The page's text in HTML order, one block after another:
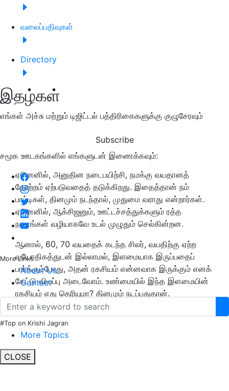
வலைப்பதிவுகள்
Directory
இதழ்கள்
எங்கள் அச்சு மற்றும் டிஜிட்டல் பத்திரிகைகளுக்கு குழுசேரவும்
Subscribe
சமூக ஊடகங்களில் எங்களுடன் இணைக்கவும்:
More Links
About Us
Contact
#Top on Krishi Jagran
More Topics
CLOSE
ஏனெனில், அனுதின நடைபயிற்சி, நமக்கு வயதானத்
தோற்றம் ஏற்படுவதைத் தடுக்கிறது. இதைத்தான் நம்
பாட்டிகள், தினமும் நடந்தால், முதுமை வராது என்றார்கள்.
ஏனெனில், ஆக்சிஜனும், ஊட்டச்சத்துக்களும் ரத்த
நாளங்கள் வழியாகவே உடல் முழுதும் செல்கின்றன.
ஆனால், 60, 70 வயதைக் கடந்த சிலர், வயதிற்கு ஏற்ற
வயோதிகத்துடன் இல்லாமல், இளமையாக இருப்பதைப்
பார்க்கும்போது, அதன் ரகசியம் என்னவாக இருக்கும் எனக்
கேட்டு வியப்பு அடைவோம். உண்மையில் இந்த இளமையின்
ரகசியம் எது தெரியுமா? தினமும் நடப்பதுதான்.